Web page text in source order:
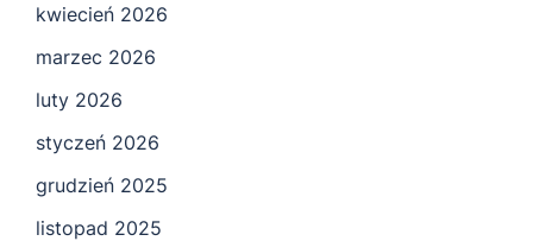
kwiecień 2026
marzec 2026
luty 2026
styczeń 2026
grudzień 2025
listopad 2025